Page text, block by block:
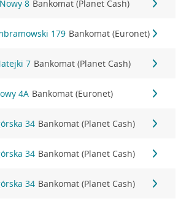
8 Bankomat (Planet Cash)
179 Bankomat (Euronet)
7 Bankomat (Planet Cash)
4A Bankomat (Euronet)
34 Bankomat (Planet Cash)
34 Bankomat (Planet Cash)
34 Bankomat (Planet Cash)